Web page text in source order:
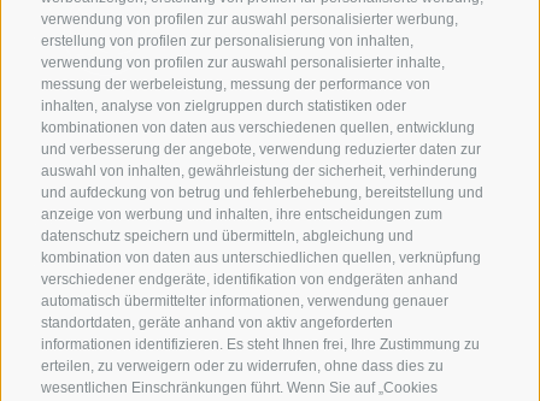
verwendung von profilen zur auswahl personalisierter werbung,
erstellung von profilen zur personalisierung von inhalten,
verwendung von profilen zur auswahl personalisierter inhalte,
messung der werbeleistung, messung der performance von
inhalten, analyse von zielgruppen durch statistiken oder
kombinationen von daten aus verschiedenen quellen, entwicklung
und verbesserung der angebote, verwendung reduzierter daten zur
auswahl von inhalten, gewährleistung der sicherheit, verhinderung
und aufdeckung von betrug und fehlerbehebung, bereitstellung und
anzeige von werbung und inhalten, ihre entscheidungen zum
datenschutz speichern und übermitteln, abgleichung und
kombination von daten aus unterschiedlichen quellen, verknüpfung
verschiedener endgeräte, identifikation von endgeräten anhand
automatisch übermittelter informationen, verwendung genauer
standortdaten, geräte anhand von aktiv angeforderten
informationen identifizieren. Es steht Ihnen frei, Ihre Zustimmung zu
erteilen, zu verweigern oder zu widerrufen, ohne dass dies zu
wesentlichen Einschränkungen führt. Wenn Sie auf „Cookies
KONTAKT
Superbrown
Via delle Bettine, 40 - 38121 Trento
Tel.:+39 0461 432111
info@superbrown.it